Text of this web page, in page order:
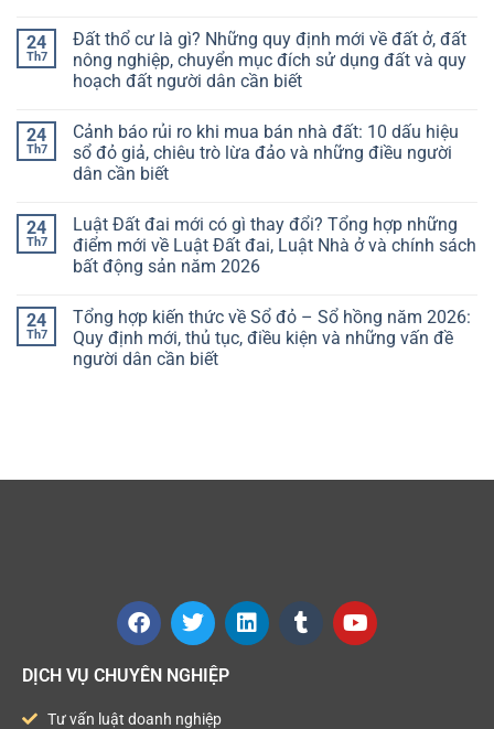
24
Th7
Đất thổ cư là gì? Những quy định mới về đất ở, đất
nông nghiệp, chuyển mục đích sử dụng đất và quy
hoạch đất người dân cần biết
24
Th7
Cảnh báo rủi ro khi mua bán nhà đất: 10 dấu hiệu
sổ đỏ giả, chiêu trò lừa đảo và những điều người
dân cần biết
24
Th7
Luật Đất đai mới có gì thay đổi? Tổng hợp những
điểm mới về Luật Đất đai, Luật Nhà ở và chính sách
bất động sản năm 2026
24
Th7
Tổng hợp kiến thức về Sổ đỏ – Sổ hồng năm 2026:
Quy định mới, thủ tục, điều kiện và những vấn đề
người dân cần biết
DỊCH VỤ CHUYÊN NGHIỆP
Tư vấn luật doanh nghiệp